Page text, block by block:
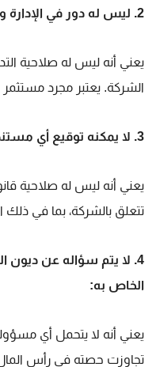
2. ليس له دور في الإدارة ولا حق في إدارة الشركة:
يعني أنه ليس له صلاحية
الشركة. يعتبر مجرد
3. لا يمكنه توقيع أي مستندات أو وثائق خاصة بالشركة
يعني أنه ليس له صلاحية
تتعلق بالشركة، بما في ذلك
4. لا يتم سؤاله عن ديون
الخاص به:
يعني أنه لا يتحمل أي
تجاوزت حصته في رأس